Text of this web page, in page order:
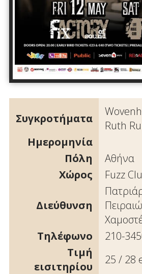
Συγκροτήματα
Ruth
Ημερομηνία
Πόλη
Αθήνα
Χώρος
Fuzz
Διεύθυνση
Τηλέφωνο
210-
Τιμή
εισιτηρίου
25 / 28